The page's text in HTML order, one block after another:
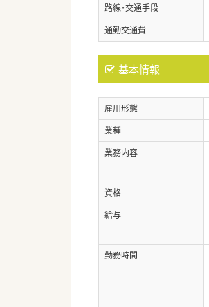
路線・交通手段
通勤交通費
基本情報
雇用形態
業種
業務内容
資格
給与
勤務時間